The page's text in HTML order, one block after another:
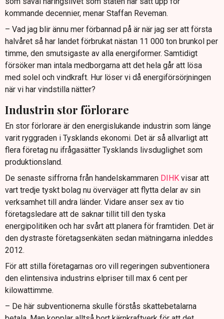
kommande decennier, menar Staffan Reveman.
– Vad jag blir ännu mer förbannad på är när jag ser att första
halvåret så har landet förbrukat nästan 11 000 ton brunkol per
timme, den smutsigaste av alla energiformer. Samtidigt
försöker man intala medborgarna att det hela går att lösa
med solel och vindkraft. Hur löser vi då energiförsörjningen
när vi har vindstilla nätter?
Industrin stor förlorare
En stor förlorare är den energislukande industrin som länge
varit ryggraden i Tysklands ekonomi. Det är så allvarligt att
flera företag nu ifrågasätter Tysklands livsduglighet som
produktionsland.
De senaste siffrorna från handelskammaren DIHK visar att
vart tredje tyskt bolag nu överväger att flytta delar av sin
verksamhet till andra länder. Vidare anser sex av tio
företagsledare att de saknar tillit till den tyska
energipolitiken och har svårt att planera för framtiden. Det är
den dystraste företagsenkäten sedan mätningarna inleddes
2012.
För att stilla företagarnas oro vill regeringen subventionera
den elintensiva industrins elpriser till max 6 cent per
kilowattimme.
– De här subventionerna skulle förstås skattebetalarna